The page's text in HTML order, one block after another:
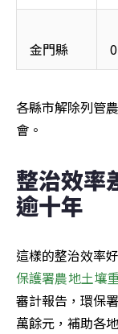
金門縣 0
各縣市解除列管
會。
整治效率
逾十年
這樣的整治效率
保護署農地土壤
審計報告，環保
萬餘元，補助各